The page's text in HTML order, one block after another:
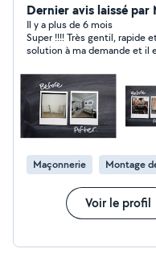
peut aussi voir le jour selon vos
soucieux des
pour étudier votre demande. Avec
toute demande en
d'intervention, veuillez
Dernier avis laissé
Il y a plus de 6 mois
Super !!!! Très gentil, rapide et efficace !
solution à ma demande et il
faits) Un grand merci pur tout
Maçonnerie Montage
Voir le profil